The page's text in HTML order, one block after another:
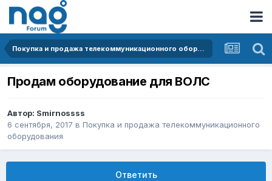
Покупка и продажа телекоммуникационного оборудования
Продам оборудование для ВОЛС
Автор: Smirnossss
6 сентября, 2017 в Покупка и продажа телекоммуникационного
оборудования
Ответить